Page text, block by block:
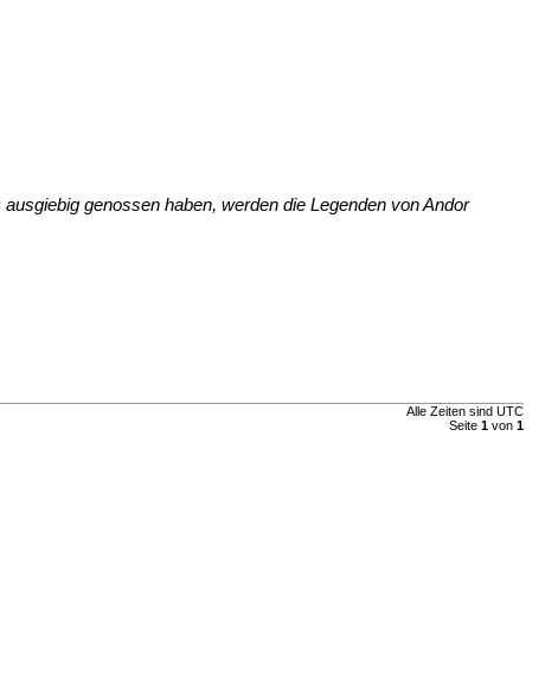
genossen haben, werden die Legenden von Andor
Alle Zeiten sind UTC
Seite 1von 1